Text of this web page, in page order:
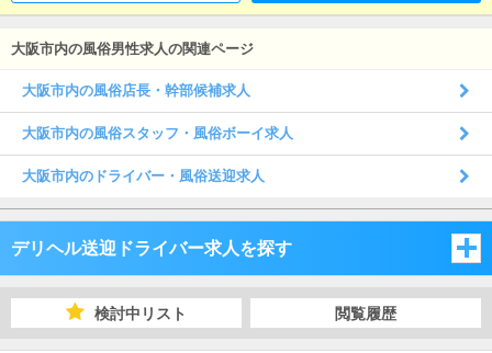
大阪市内の風俗男性求人の関連ページ
大阪市内の風俗店長・幹部候補求人
大阪市内の風俗スタッフ・風俗ボーイ求人
大阪市内のドライバー・風俗送迎求人
デリヘル送迎ドライバー求人を探す
大阪府
検討中リスト 閲覧履歴